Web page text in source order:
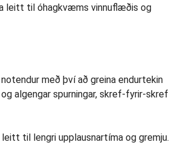
leitt til óhagkvæms vinnuflæðis og
með því að greina endurtekin
algengar spurningar, skref-fyrir-skref
til lengri upplausnartíma og gremju.